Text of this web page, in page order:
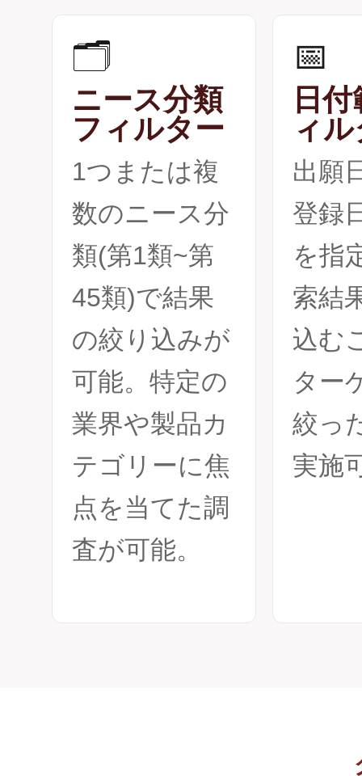
🗂️
ニース分類
フィルター
1つまたは複
数のニース分
類(第1類~第
45類)で結果
の絞り込みが
可能。特定の
業界や製品カ
テゴリーに焦
点を当てた調
査が可能。
📅
日
ィ
出願
登録
を指
索結
込む
ター
絞っ
実施